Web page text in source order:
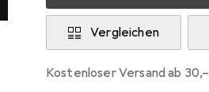
Vergleichen
Kostenloser Versand ab 30,–